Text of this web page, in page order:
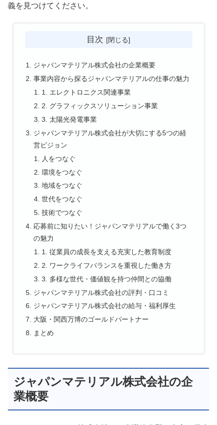
義を見つけてください。
目次
ジャパンマテリアル株式会社の企業概要
事業内容から探るジャパンマテリアルの仕事の魅力
1. エレクトロニクス関連事業
2. グラフィックスソリューション事業
3. 太陽光発電事業
ジャパンマテリアル株式会社が大切にする5つの経
営ビジョン
人をつなぐ
環境をつなぐ
地域をつなぐ
世代をつなぐ
技術でつなぐ
応募前に知りたい！ジャパンマテリアルで働く3つ
の魅力
1. 従業員の成長を支える充実した教育制度
2. ワークライフバランスを重視した働き方
3. 多様な世代・価値観を持つ仲間との協働
ジャパンマテリアル株式会社の評判・口コミ
ジャパンマテリアル株式会社の給与・福利厚生
大阪・関西万博のゴールドパートナー
まとめ
ジャパンマテリアル株式会社の企
業概要